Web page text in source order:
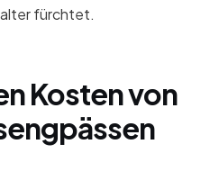
fürchtet.
Kosten von